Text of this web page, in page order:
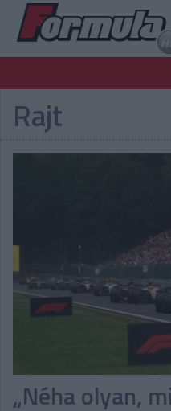
F1
FORMULA
VERSENYNAPTÁRAK
Rajt
„Néha olyan,